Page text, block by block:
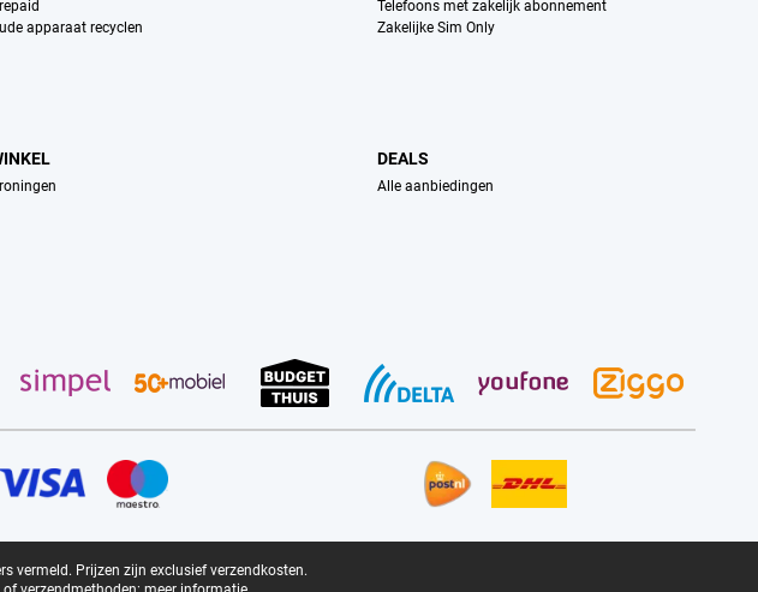
apparaat recyclen
Telefoons met zakelijk abonnement
Zakelijke Sim Only
DEALS
Alle aanbiedingen
vermeld. Prijzen zijn exclusief verzendkosten.